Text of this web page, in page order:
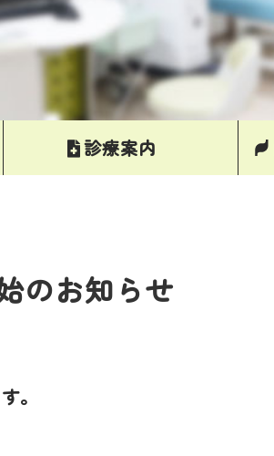
診療案内
のお知らせ
。